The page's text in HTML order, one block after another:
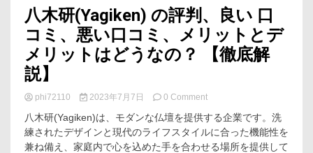
八木研(Yagiken) の評判、良い 口
コミ、悪い口コミ、メリットとデ
メリットはどうなの？ 【徹底解
説】
phi72110 2023年7月7日 0 Commenton
木
研
(Yagiken)
八木研(Yagiken)は、モダンな仏壇を提供する企業です。洗
練されたデザインと現代のライフスタイルに合った機能性を
兼ね備え、家庭内で心を込めた手を合わせる場所を提供して